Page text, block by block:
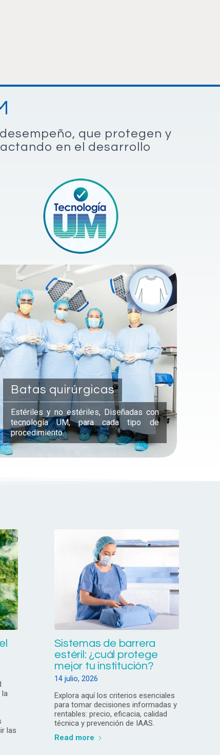
que protegen y
en el desarrollo
Batas quirúrgicas
Estériles y no estériles, Diseñadas con
tecnología UM, para cada tipo de
procedimiento.
las
Sistemas de barrera
estéril: ¿cuál protege
mejor tu institución?
14 julio, 2026
Explora aquí los criterios esenciales
para tomar decisiones informadas y
rentables: precio, eficacia, calidad
técnica y prevención de IAAS.
Read more